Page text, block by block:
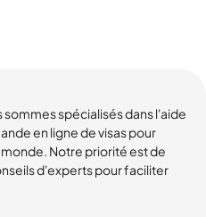
sommes spécialisés dans l'aide
en ligne de visas pour
Notre priorité est de
d'experts pour faciliter